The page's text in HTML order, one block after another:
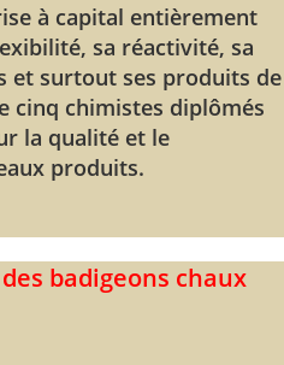
à capital entièrement
sa réactivité, sa
et surtout ses produits de
cinq chimistes diplômés
la qualité et le
produits.
badigeons chaux